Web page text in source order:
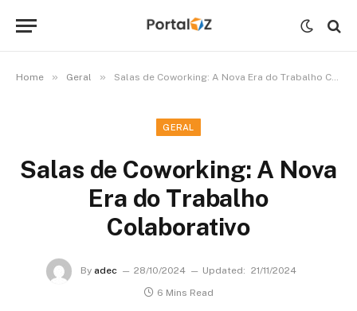
Home » Geral » Salas de Coworking: A Nova Era do Trabalho Colaborativo
GERAL
Salas de Coworking: A Nova
Era do Trabalho
Colaborativo
By adec 28/10/2024 Updated: 21/11/2024
6 Mins Read